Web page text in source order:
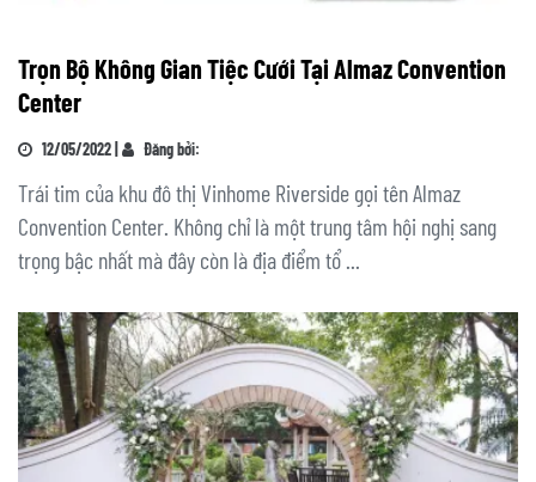
Trọn Bộ Không Gian Tiệc Cưới Tại Almaz Convention
Center
12/05/2022 | Đăng bởi:
Trái tim của khu đô thị Vinhome Riverside gọi tên Almaz
Convention Center. Không chỉ là một trung tâm hội nghị sang
trọng bậc nhất mà đây còn là địa điểm tổ ...